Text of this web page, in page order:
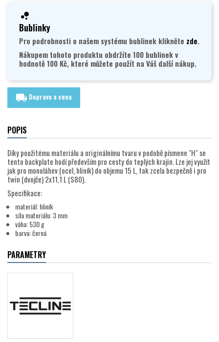
Bublinky
Pro podrobnosti o našem systému bublinek klikněte zde.
Nákupem tohoto produktu obdržíte 100 bublinek v
hodnotě 100 Kč, které můžete použít na Váš další nákup.
local_shipping Doprava a cena
POPIS
Díky použitému materiálu a originálnímu tvaru v podobě písmene "H" se
tento backplate hodí především pro cesty do teplých krajin. Lze jej využít
jak pro monoláhev (ocel, hliník) do objemu 15 L, tak zcela bezpečně i pro
twin (dvojče) 2x11,1 L (S80).
Specifikace:
materiál: hliník
síla materiálu: 3 mm
váha: 530 g
barva: černá
PARAMETRY